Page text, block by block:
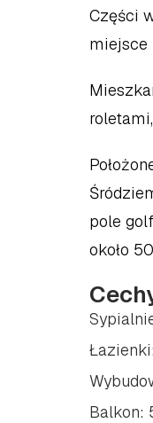
Części
miejsce
pole
około
Balkon: